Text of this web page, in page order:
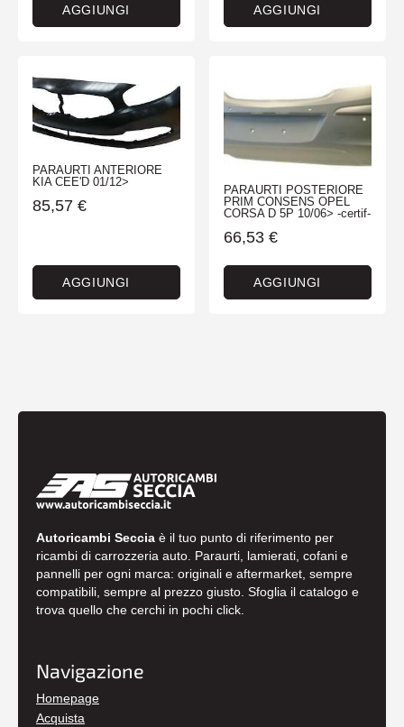
AGGIUNGI AGGIUNGI
PARAURTI ANTERIORE
KIA CEE'D 01/12>
85,57 €
AGGIUNGI
PARAURTI POSTERIORE
PRIM CONSENS OPEL
CORSA D 5P 10/06> -certif-
66,53 €
AGGIUNGI
Autoricambi Seccia è il tuo punto di riferimento per
ricambi di carrozzeria auto. Paraurti, lamierati, cofani e
pannelli per ogni marca: originali e aftermarket, sempre
compatibili, sempre al prezzo giusto. Sfoglia il catalogo e
trova quello che cerchi in pochi click.
Navigazione
Homepage
Acquista